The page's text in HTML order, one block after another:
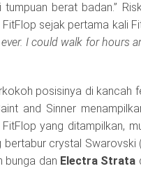
berat badan.”
sejak pertama kali
I could walk for hours
posisinya di kancah
and Sinner
yang ditampilkan,
crystal Swarovski
bunga dan Electra Strata